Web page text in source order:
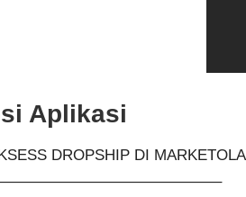
Aplikasi
DROPSHIP DI